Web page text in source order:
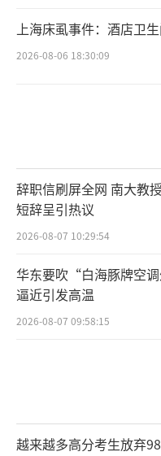
上海床虱事件：酒店卫
2026-08-06 18:30:09
辞职信刷屏全网 南大教
短辞呈引热议
2026-08-07 10:29:54
华东要吹“白海豚牌空
逼近引发高温
2026-08-07 09:58:15
越来越多高分考生放弃